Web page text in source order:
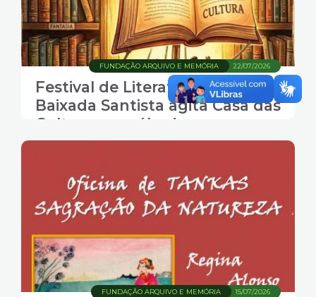
22/07/2026
FUNDAÇÃO ARQUIVO E MEMÓRIA
Festival de Literatura da
Baixada Santista agita Casa das
Culturas no sábado
15/07/2026
FUNDAÇÃO ARQUIVO E MEMÓRIA